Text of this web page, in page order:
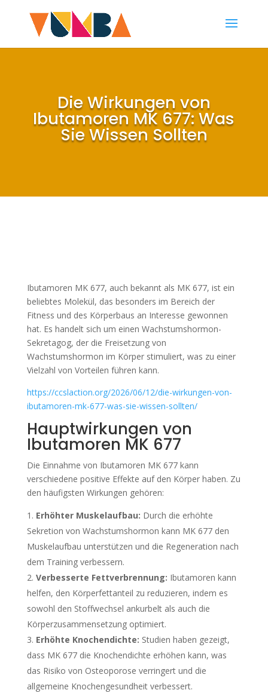
Die Wirkungen von
Ibutamoren MK 677: Was
Sie Wissen Sollten
Ibutamoren MK 677, auch bekannt als MK 677, ist ein
beliebtes Molekül, das besonders im Bereich der
Fitness und des Körperbaus an Interesse gewonnen
hat. Es handelt sich um einen Wachstumshormon-
Sekretagog, der die Freisetzung von
Wachstumshormon im Körper stimuliert, was zu einer
Vielzahl von Vorteilen führen kann.
https://ccslaction.org/2026/06/12/die-wirkungen-von-
ibutamoren-mk-677-was-sie-wissen-sollten/
Hauptwirkungen von
Ibutamoren MK 677
Die Einnahme von Ibutamoren MK 677 kann
verschiedene positive Effekte auf den Körper haben. Zu
den häufigsten Wirkungen gehören:
Erhöhter Muskelaufbau: Durch die erhöhte
Sekretion von Wachstumshormon kann MK 677 den
Muskelaufbau unterstützen und die Regeneration nach
dem Training verbessern.
Verbesserte Fettverbrennung: Ibutamoren kann
helfen, den Körperfettanteil zu reduzieren, indem es
sowohl den Stoffwechsel ankurbelt als auch die
Körperzusammensetzung optimiert.
Erhöhte Knochendichte: Studien haben gezeigt,
dass MK 677 die Knochendichte erhöhen kann, was
das Risiko von Osteoporose verringert und die
allgemeine Knochengesundheit verbessert.